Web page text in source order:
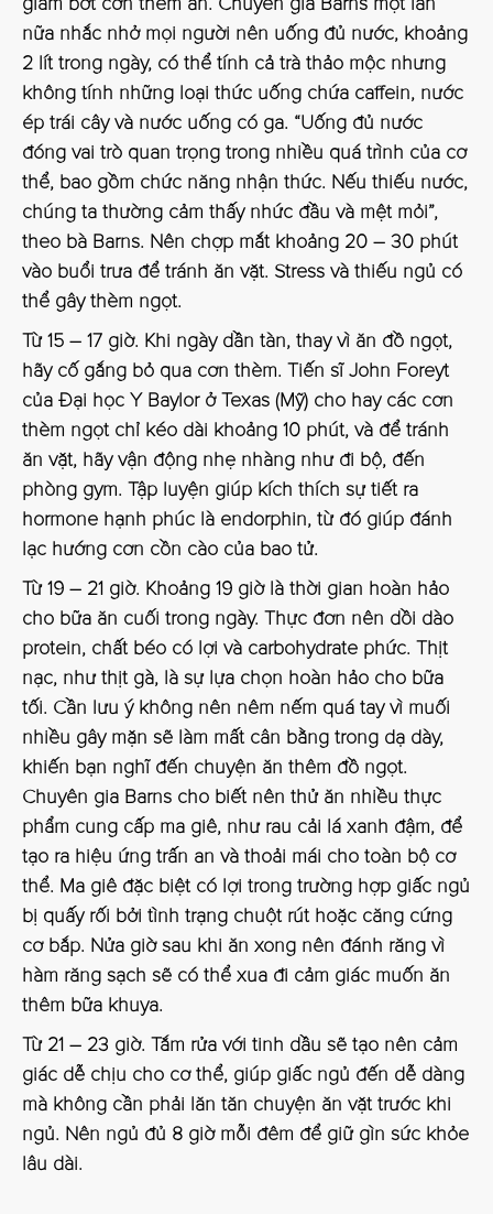
nữa nhắc nhở mọi người nên uống đủ nước, khoảng
2 lít trong ngày, có thể tính cả trà thảo mộc nhưng
không tính những loại thức uống chứa caffein, nước
ép trái cây và nước uống có ga. “Uống đủ nước
đóng vai trò quan trọng trong nhiều quá trình của cơ
thể, bao gồm chức năng nhận thức. Nếu thiếu nước,
chúng ta thường cảm thấy nhức đầu và mệt mỏi”,
theo bà Barns. Nên chợp mắt khoảng 20 – 30 phút
vào buổi trưa để tránh ăn vặt. Stress và thiếu ngủ có
thể gây thèm ngọt.
Từ 15 – 17 giờ. Khi ngày dần tàn, thay vì ăn đồ ngọt,
hãy cố gắng bỏ qua cơn thèm. Tiến sĩ John Foreyt
của Đại học Y Baylor ở Texas (Mỹ) cho hay các cơn
thèm ngọt chỉ kéo dài khoảng 10 phút, và để tránh
ăn vặt, hãy vận động nhẹ nhàng như đi bộ, đến
phòng gym. Tập luyện giúp kích thích sự tiết ra
hormone hạnh phúc là endorphin, từ đó giúp đánh
lạc hướng cơn cồn cào của bao tử.
Từ 19 – 21 giờ. Khoảng 19 giờ là thời gian hoàn hảo
cho bữa ăn cuối trong ngày. Thực đơn nên dồi dào
protein, chất béo có lợi và carbohydrate phức. Thịt
nạc, như thịt gà, là sự lựa chọn hoàn hảo cho bữa
tối. Cần lưu ý không nên nêm nếm quá tay vì muối
nhiều gây mặn sẽ làm mất cân bằng trong dạ dày,
khiến bạn nghĩ đến chuyện ăn thêm đồ ngọt.
Chuyên gia Barns cho biết nên thử ăn nhiều thực
phẩm cung cấp ma giê, như rau cải lá xanh đậm, để
tạo ra hiệu ứng trấn an và thoải mái cho toàn bộ cơ
thể. Ma giê đặc biệt có lợi trong trường hợp giấc ngủ
bị quấy rối bởi tình trạng chuột rút hoặc căng cứng
cơ bắp. Nửa giờ sau khi ăn xong nên đánh răng vì
hàm răng sạch sẽ có thể xua đi cảm giác muốn ăn
thêm bữa khuya.
Từ 21 – 23 giờ. Tắm rửa với tinh dầu sẽ tạo nên cảm
giác dễ chịu cho cơ thể, giúp giấc ngủ đến dễ dàng
mà không cần phải lăn tăn chuyện ăn vặt trước khi
ngủ. Nên ngủ đủ 8 giờ mỗi đêm để giữ gìn sức khỏe
lâu dài.